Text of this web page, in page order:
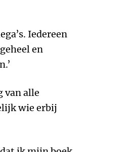
Iedereen
en
van alle
wie erbij